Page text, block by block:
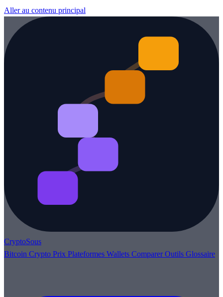
Aller au contenu principal
CryptoSous
Bitcoin Crypto Prix Plateformes Wallets ComparerOutils Glossaire